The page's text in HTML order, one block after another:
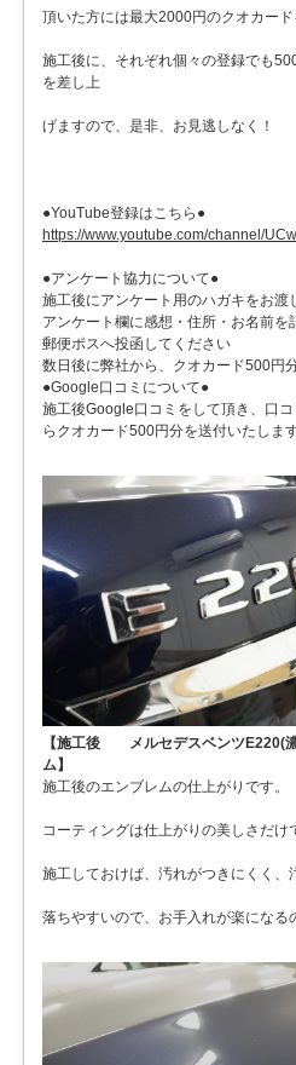
頂いた方には最大2000円のクオカー
施工後に、それぞれ個々の登録でも
を差し上
げますので、是非、お見逃しなく！
●YouTube登録はこちら●
https://www.youtube.com/channel/
●アンケート協力について●
施工後にアンケート用のハガキをお渡
アンケート欄に感想・住所・お名前を
郵便ポスへ投函してください
数日後に弊社から、クオカード500円
●Google口コミについて●
施工後Google口コミをして頂き、口
らクオカード500円分を送付いたしま
【施工後 メルセデスベンツ
ム】
施工後のエンブレムの仕上がりです。
コーティングは仕上がりの美しさだけ
施工しておけば、汚れがつきにくく、
落ちやすいので、お手入れが楽になる